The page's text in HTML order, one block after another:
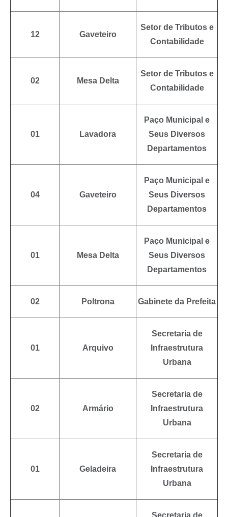
12 Gaveteiro
Setor de Tributos e
Contabilidade
02 Mesa Delta
Setor de Tributos e
Contabilidade
01 Lavadora
Paço Municipal e
Seus Diversos
Departamentos
04 Gaveteiro
Paço Municipal e
Seus Diversos
Departamentos
01 Mesa Delta
Paço Municipal e
Seus Diversos
Departamentos
02 Poltrona Gabinete da Prefeita
01 Arquivo
Secretaria de
Infraestrutura
Urbana
02 Armário
Secretaria de
Infraestrutura
Urbana
01 Geladeira
Secretaria de
Infraestrutura
Urbana
Secretaria de